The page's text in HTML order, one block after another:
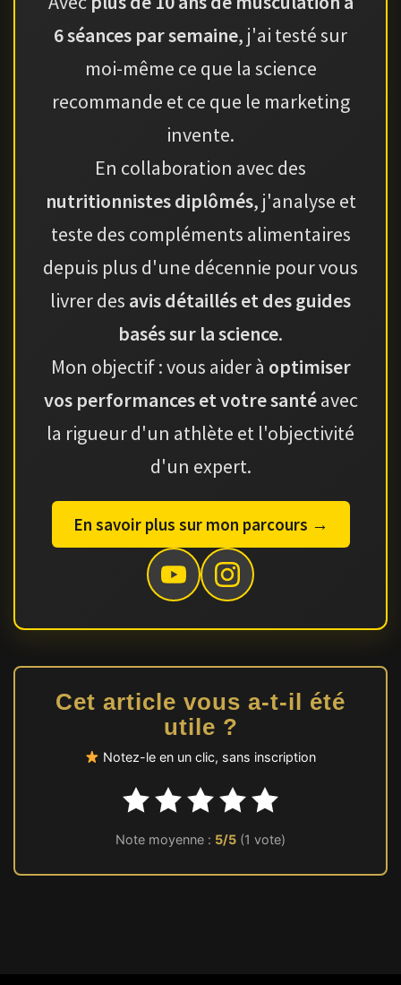
6 séances par semaine, j'ai testé sur
moi-même ce que la science
recommande et ce que le marketing
invente.
En collaboration avec des
nutritionnistes diplômés, j'analyse et
teste des compléments alimentaires
depuis plus d'une décennie pour vous
livrer des avis détaillés et des guides
basés sur la science.
Mon objectif : vous aider à optimiser
vos performances et votre santéavec
la rigueur d'un athlète et l'objectivité
d'un expert.
En savoir plus sur mon parcours →
Cet article vous a-t-il été
utile ?
Notez-le en un clic, sans inscription
Note moyenne : 5/5 (1 vote)